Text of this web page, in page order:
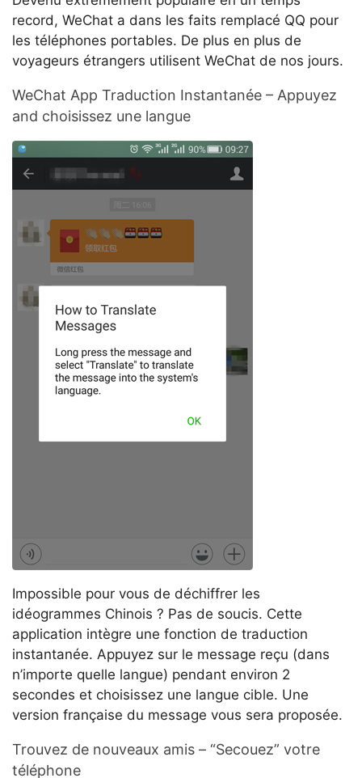
record, WeChat a dans les faits remplacé QQ pour
les téléphones portables. De plus en plus de
voyageurs étrangers utilisent WeChat de nos jours.
WeChat App Traduction Instantanée – Appuyez
and choisissez une langue
Impossible pour vous de déchiffrer les
idéogrammes Chinois ? Pas de soucis. Cette
application intègre une fonction de traduction
instantanée. Appuyez sur le message reçu (dans
n’importe quelle langue) pendant environ 2
secondes et choisissez une langue cible. Une
version française du message vous sera proposée.
Trouvez de nouveaux amis – “Secouez” votre
téléphone